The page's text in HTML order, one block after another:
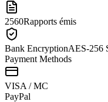
2560Rapports émis
Bank EncryptionAES-256
Payment Methods
VISA / MC
PayPal